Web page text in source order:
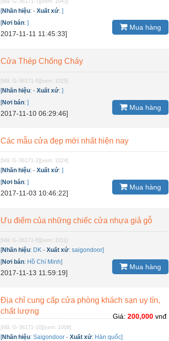
[Nhãn hiệu:-Xuất xứ:]
[Nơi bán:]
2017-11-11 11:45:33]
Mua hàng
Cửa Thép Chống Cháy
[Mã: G-36171-5][xem: 1025]
[Nhãn hiệu:-Xuất xứ:]
[Nơi bán:]
2017-11-10 06:29:46]
Mua hàng
Các mẫu cửa đẹp mới nhất hiện nay
[Mã: G-36171-2][xem: 1024]
[Nhãn hiệu:-Xuất xứ:]
[Nơi bán:]
2017-11-03 10:46:22]
Mua hàng
Ưu điểm của những chiếc cửa nhựa giả gỗ
[Mã: G-36171-8][xem: 1011]
[Nhãn hiệu: DK -Xuất xứ:saigondoor]
[Nơi bán: Hồ Chí Minh]
2017-11-13 11:59:19]
Mua hàng
Địa chỉ cung cấp cửa phòng khách sạn uy tín,
chất lượng
[Mã: G-36171-10][xem: 1008]
[Nhãn hiệu:Saigondoor -Xuất xứ: Hàn quốc]
Giá: 200,000vnđ